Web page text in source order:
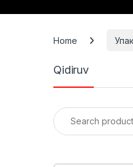
Home
Qidiruv
Search for: